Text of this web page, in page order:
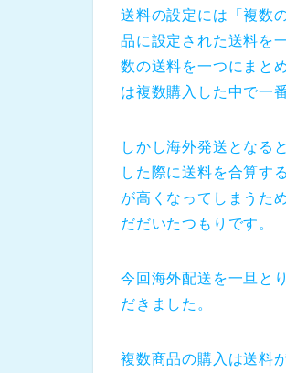
送料の設定には「複数
品に設定された送料を
数の送料を一つにまと
は複数購入した中で一
しかし海外発送となる
した際に送料を合算す
が高くなってしまうた
だだいたつもりです。
今回海外配送を一旦と
だきました。
複数商品の購入は送料